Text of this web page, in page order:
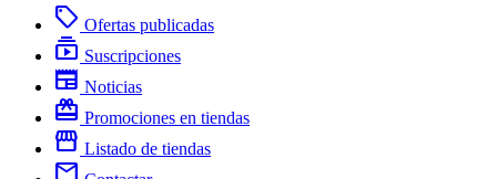
local_offer Ofertas publicadas
subscriptions Suscripciones
newspaper Noticias
redeem Promociones en tiendas
storefront Listado de tiendas
mail